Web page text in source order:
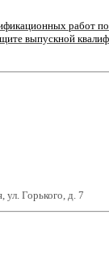
работ
выпускной
ул. Горького, д. 7